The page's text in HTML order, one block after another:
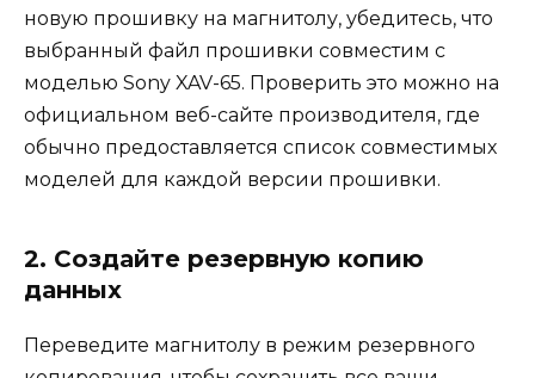
новую прошивку на магнитолу, убедитесь, что
выбранный файл прошивки совместим с
моделью Sony XAV-65. Проверить это можно на
официальном веб-сайте производителя, где
обычно предоставляется список совместимых
моделей для каждой версии прошивки.
2. Создайте резервную копию
данных
Переведите магнитолу в режим резервного